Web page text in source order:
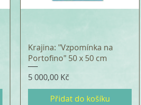
Krajina: "Vzpomínka na
Portofino" 50 x 50 cm
Cena
5 000,00 Kč
Přidat do košíku